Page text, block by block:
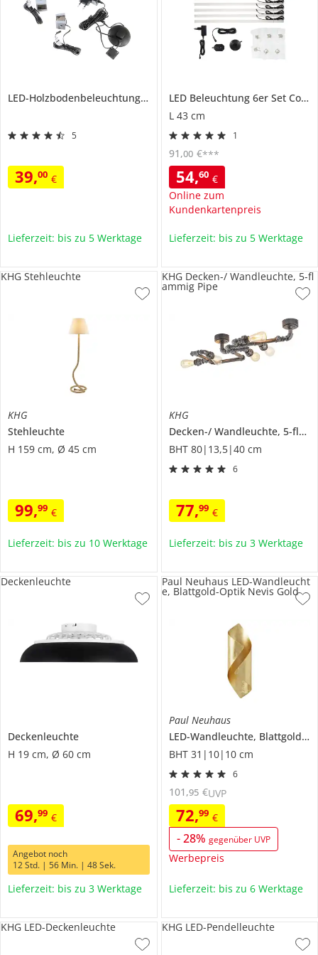
LED-Holzbodenbeleuchtung, 2er-Set Toneo
5
39,00 €
Lieferzeit: bis zu 5 Werktage
LED Beleuchtung 6er Set Countryside
L 43 cm
1
54,60 €
Online zum
Kundenkartenpreis
91 ,00 €***
Lieferzeit: bis zu 5 Werktage
KHG
Stehleuchte
H 159 cm, Ø 45 cm
99,99 €
KHG Stehleuchte
Lieferzeit: bis zu 10 Werktage
KHG
Decken-/ Wandleuchte, 5-flammig
BHT 80|13,5|40 cm
6
77,99 €
KHG Decken-/ Wandleuchte, 5-fl
ammig Pipe
Lieferzeit: bis zu 3 Werktage
Deckenleuchte
H 19 cm, Ø 60 cm
69,99 €
Deckenleuchte
Angebot noch
12 Std. | 56 Min. | 48 Sek.
Lieferzeit: bis zu 3 Werktage
Paul Neuhaus
LED-Wandleuchte, Blattgold-Optik
BHT 31|10|10 cm
6
72,99 €
-28% gegenüber UVP
Werbepreis
101 ,95 €UVP
Paul Neuhaus LED-Wandleucht
e, Blattgold-Optik Nevis Gold
Lieferzeit: bis zu 6 Werktage
KHG LED-Deckenleuchte KHG LED-Pendelleuchte